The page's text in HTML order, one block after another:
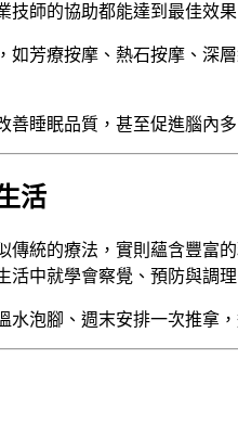
師的協助都能達到最佳效果
芳療按摩、熱石按摩、深
睡眠品質，甚至促進腦內
活
統的療法，實則蘊含豐富
活中就學會察覺、預防與調理
水泡腳、週末安排一次推拿